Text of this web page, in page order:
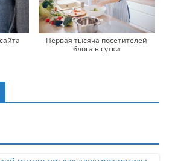
Первая тысяча посетителей
блога в сутки